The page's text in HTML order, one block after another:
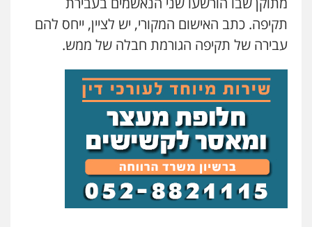
עו"ד שאדי נאטור
פלילי פשיעה חמורה מעצרים וחקירות
0509230800
גיל דביר – משרד עורכי דין
פלילי פשיעה כלכלית צווארון לבן
0506217771
סלימאן אבו שעירה – משרד עורכי דין
פלילי בטחוני צבאי נזיקין
0547780927
תקיפה. כתב האישום המקורי, יש לציין, ייחס להם
עבירה של תקיפה הגורמת חבלה של ממש.